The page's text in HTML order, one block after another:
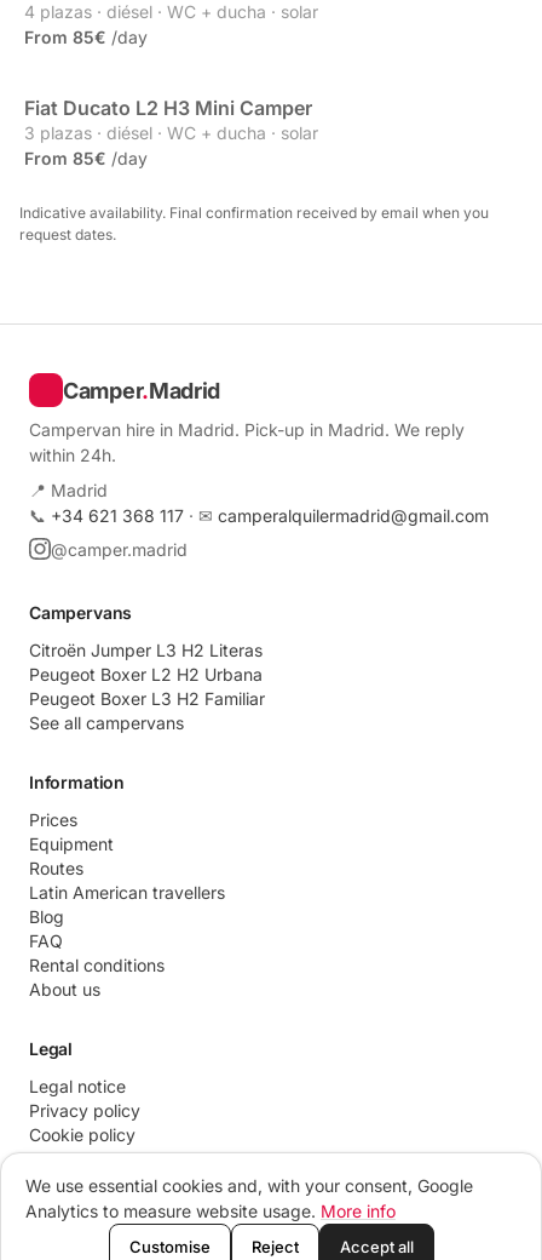
4 plazas · diésel · WC + ducha · solar
From 85€ /day
Propia
Fiat Ducato L2 H3 Mini Camper
3 plazas · diésel · WC + ducha · solar
From 85€ /day
Indicative availability. Final confirmation received by email when you
request dates.
Camper.Madrid
Campervan hire in Madrid. Pick-up in Madrid. We reply
within 24h.
📍 Madrid
📞 +34 621 368 117 · ✉ camperalquilermadrid@gmail.com
@camper.madrid
Campervans
Citroën Jumper L3 H2 Literas
Peugeot Boxer L2 H2 Urbana
Peugeot Boxer L3 H2 Familiar
See all campervans
Information
Prices
Equipment
Routes
Latin American travellers
Blog
FAQ
Rental conditions
About us
Legal
Legal notice
Privacy policy
Cookie policy
Contact
© 2026 Camper.Madrid
Made with ☕ in Madrid
We use essential cookies and, with your consent, Google
Analytics to measure website usage. More info
Customise Reject Accept all